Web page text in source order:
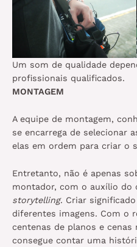
Um som de qualidade
profissionais qualificados.
MONTAGEM
A equipe de montagem,
se encarrega de selecionar
elas em ordem para criar o
Entretanto, não é apenas
montador, com o auxílio do
storytelling. Criar
diferentes imagens. Com o
centenas de planos e cenas
consegue contar uma